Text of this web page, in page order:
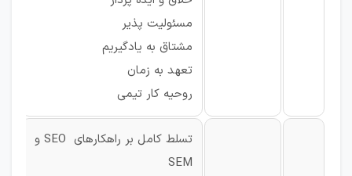
مسئولیت پذیر
مشتاق به یادگیریم
تعهد به زمان
روحیه کار تیمی
تسلط کامل بر راهکارهای SEO و
SEM